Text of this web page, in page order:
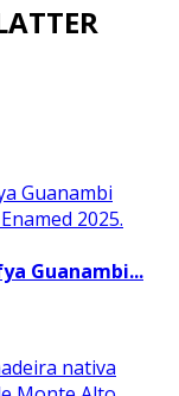
Guanambi...